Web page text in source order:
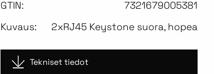
GTIN:
7321679005381
Kuvaus:
2xRJ45 Keystone suora, hopea
Tekniset tiedot